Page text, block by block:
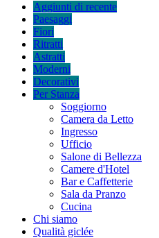
Aggiunti di recente
Paesaggi
Fiori
Ritratti
Astratti
Moderni
Decorativi
Per Stanza
Soggiorno
Camera da Letto
Ingresso
Ufficio
Salone di Bellezza
Camere d'Hotel
Bar e Caffetterie
Sala da Pranzo
Cucina
Chi siamo
Qualità giclée